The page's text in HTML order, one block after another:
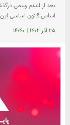
اساس قانون اساسی
۲۵ آذر ۱۴۰۲ | ۱۴:۴۰